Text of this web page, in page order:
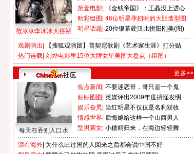
范冰冰李冰冰大撞衫
第壹电影
《金钱帝国》：王晶没上进心
精彩组图 46位明星孕妇时的大胆造型图
明星话题 20位银幕硬汉比拼阳刚美(图)
戏剧演出
【搜狐观演团】普契尼歌剧《艺术家生涯》打分贴
热门连载 刘烨电影里15位大牌女星美图大盘点（组图）
更多>>
每天在吞别人口水
焦点新闻 不要迷恋哥，哥只是一个鬼
贴贴图图 英媒评出2009年度搞怪发明
娱乐旮旯 当红明星不仅仅是名利双收
情感世界 后悔嫁给这样一个山西男人
型男索女 小糖精归来，在海边轻轻舞
漂在海外 为什么出过国的人回来之后都会说中国不好